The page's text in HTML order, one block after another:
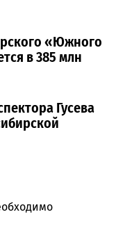
«Южного
в 385 млн
Гусева